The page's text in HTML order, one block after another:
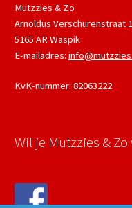
Mutzzies & Zo
Arnoldus Verschurenstraat
5165 AR Waspik
E-mailadres:
KvK-nummer: 82063222
Wil je Mutzzies & Zo